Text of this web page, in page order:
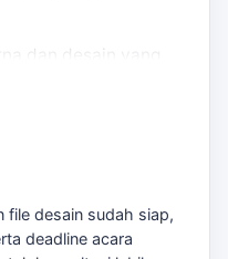
dan desain yang
antara 2-5
perlu khawatir
perhatian
file desain sudah siap,
deadline acara